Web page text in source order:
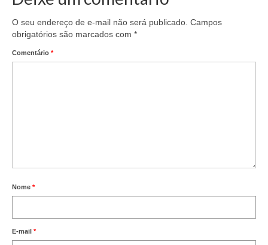
O seu endereço de e-mail não será publicado. Campos
obrigatórios são marcados com *
Comentário *
Nome *
E-mail *